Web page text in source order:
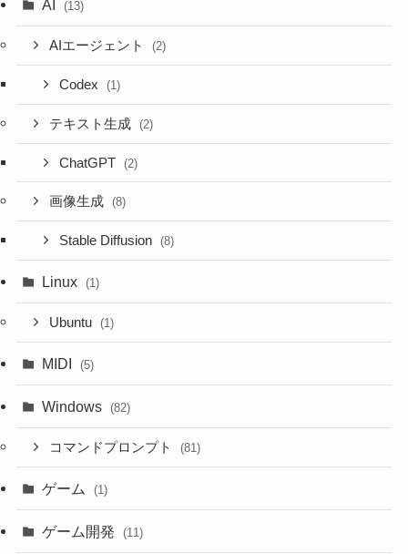
AI (13)
AIエージェント (2)
Codex (1)
テキスト生成 (2)
ChatGPT (2)
画像生成 (8)
Stable Diffusion (8)
Linux (1)
Ubuntu (1)
MIDI (5)
Windows (82)
コマンドプロンプト (81)
ゲーム (1)
ゲーム開発 (11)